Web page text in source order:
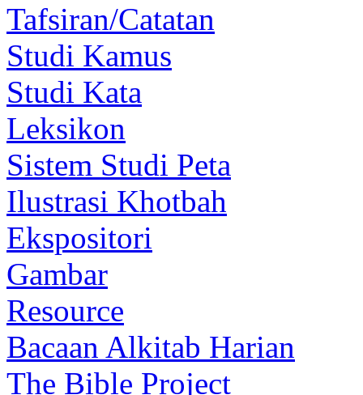
Tafsiran/Catatan
Studi Kamus
Studi Kata
Leksikon
Sistem Studi Peta
Ilustrasi Khotbah
Ekspositori
Gambar
Resource
Bacaan Alkitab Harian
The Bible Project